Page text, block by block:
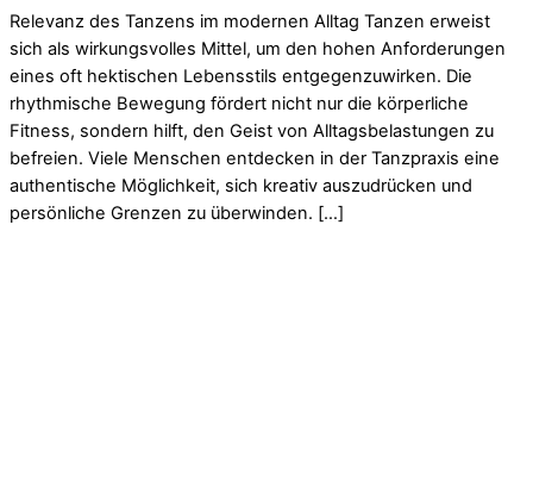
Relevanz des Tanzens im modernen Alltag Tanzen erweist
sich als wirkungsvolles Mittel, um den hohen Anforderungen
eines oft hektischen Lebensstils entgegenzuwirken. Die
rhythmische Bewegung fördert nicht nur die körperliche
Fitness, sondern hilft, den Geist von Alltagsbelastungen zu
befreien. Viele Menschen entdecken in der Tanzpraxis eine
authentische Möglichkeit, sich kreativ auszudrücken und
persönliche Grenzen zu überwinden. […]